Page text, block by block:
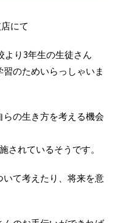
にて
より3年生の生徒さん
のためいらっしゃいま
の生き方を考える機会
されているそうです。
いて考えたり、将来を意